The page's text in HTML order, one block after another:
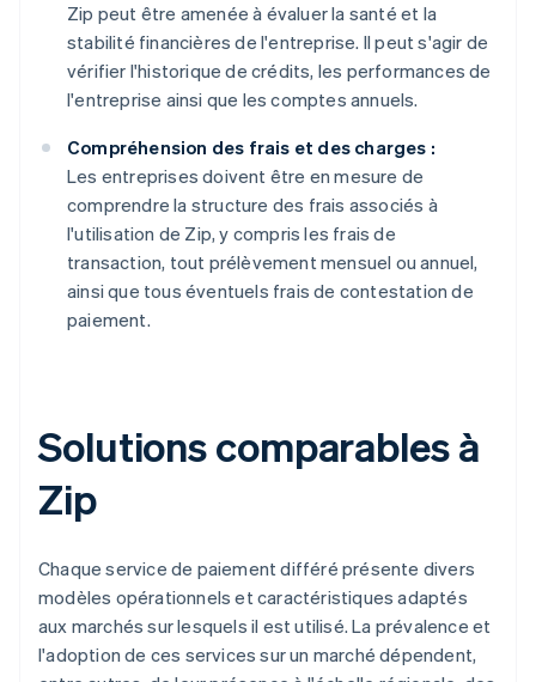
Zip peut être amenée à évaluer la santé et la
stabilité financières de l'entreprise. Il peut s'agir de
vérifier l'historique de crédits, les performances de
l'entreprise ainsi que les comptes annuels.
Compréhension des frais et des charges :
Les entreprises doivent être en mesure de
comprendre la structure des frais associés à
l'utilisation de Zip, y compris les frais de
transaction, tout prélèvement mensuel ou annuel,
ainsi que tous éventuels frais de contestation de
paiement.
Solutions comparables à
Zip
Chaque service de paiement différé présente divers
modèles opérationnels et caractéristiques adaptés
aux marchés sur lesquels il est utilisé. La prévalence et
l'adoption de ces services sur un marché dépendent,